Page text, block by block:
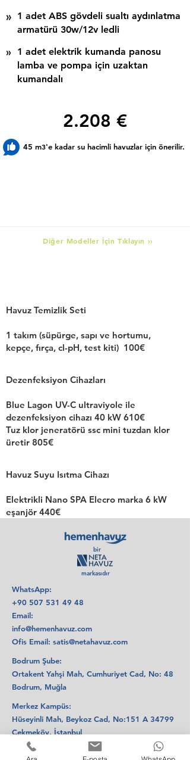
» 1 adet ABS gövdeli sualtı aydınlatma
armatürü 30w/12v ledli
»
1 adet elektrik kumanda panosu
lamba ve pompa için uzaktan
kumandalı
2.208 €
45 m3'e kadar su hacimli havuzlar için önerilir.
Diğer Modeller İçin Tıklayın ››
Havuz Temizlik Seti
1 takım (süpürge, sapı ve hortumu,
kepçe, fırça, cl-pH, test kiti) 100€
Dezenfeksiyon Cihazları
Blue Lagon UV-C ultraviyole ile
dezenfeksiyon cihazı 40 kW 610€
Tuz klor jeneratörü ssc mini tuzdan klor
üretir 805€
Havuz Suyu Isıtma Cihazı
Elektrikli Nano SPA Elecro marka 6 kW
eşanjör 440€
bir
markasıdır
WhatsApp:
+90 507 531 49 48
Email:
info@hemenhavuz.com
Ofis Email: satis@netahavuz.com
Bodrum Şube:
Ortakent Yahşi Mah, Cumhuriyet Cad, No: 48
Bodrum, Muğla
Merkez Kampüs:
Hüseyinli Mah, Beykoz Cad, No:151 A 34799
Çekmeköy, İstanbul